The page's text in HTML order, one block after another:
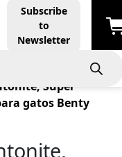
Subscribe
to
Newsletter
Super
gatos Benty